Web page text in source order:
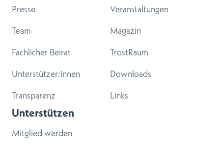
Presse
Team
Fachlicher Beirat
Unterstützer:innen
Transparenz
Veranstaltungen
Magazin
TrostRaum
Downloads
Links
Unterstützen
Mitglied werden